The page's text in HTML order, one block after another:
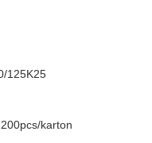
125K25
karton